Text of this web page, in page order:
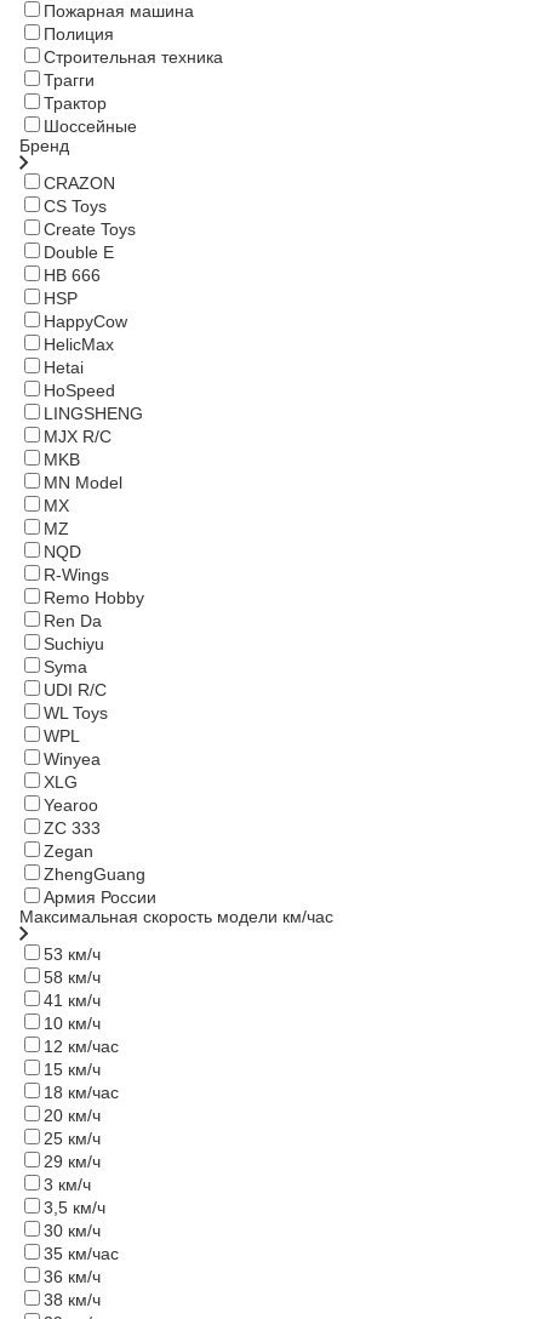
Пожарная машина
Полиция
Строительная техника
Трагги
Трактор
Шоссейные
Бренд
CRAZON
CS Toys
Create Toys
Double E
HB 666
HSP
HappyCow
HelicMax
Hetai
HoSpeed
LINGSHENG
MJX R/C
MKB
MN Model
MX
MZ
NQD
R-Wings
Remo Hobby
Ren Da
Suchiyu
Syma
UDI R/С
WL Toys
WPL
Winyea
XLG
Yearoo
ZC 333
Zegan
ZhengGuang
Армия России
Максимальная скорость модели км/час
53 км/ч
58 км/ч
41 км/ч
10 км/ч
12 км/час
15 км/ч
18 км/час
20 км/ч
25 км/ч
29 км/ч
3 км/ч
3,5 км/ч
30 км/ч
35 км/час
36 км/ч
38 км/ч